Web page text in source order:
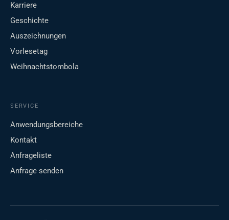
Karriere
Geschichte
Auszeichnungen
Vorlesetag
Weihnachtstombola
SERVICE
Anwendungsbereiche
Kontakt
Anfrageliste
Anfrage senden